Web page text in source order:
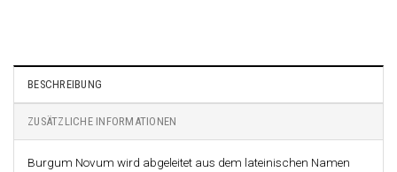
BESCHREIBUNG
ZUSÄTZLICHE INFORMATIONEN
Burgum Novum wird abgeleitet aus dem lateinischen Namen